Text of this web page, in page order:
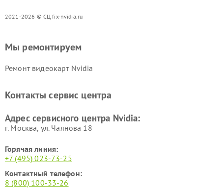
2021-2026 © СЦ fix-nvidia.ru
Мы ремонтируем
Ремонт видеокарт Nvidia
Контакты сервис центра
Адрес сервисного центра Nvidia:
г. Москва, ул. Чаянова 18
Горячая линия:
+7 (495) 023-73-25
Контактный телефон:
8 (800) 100-33-26